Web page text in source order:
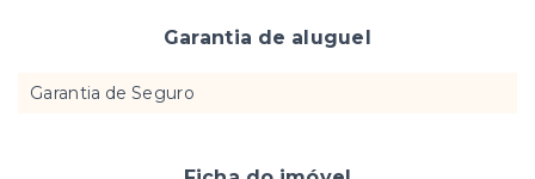
Garantia de aluguel
Garantia de Seguro